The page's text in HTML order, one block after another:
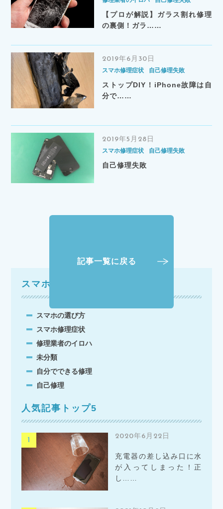
【プロが解説】ガラス割れ修理
の裏側！ガラ……
2019年6月30日
スマホ修理症状 自己修理失敗
ストップDIY！iPhone故障は自
分で……
2019年5月28日
スマホ修理症状 自己修理失敗
自己修理失敗
記事一覧に戻る
スマホにまつわるエトセトラ
スマホの選び方
スマホ修理症状
修理業者のイロハ
未分類
自分でできる修理
自己修理
人気記事トップ5
2020年6月22日
充電器の差し込み口に水
が入ってしまった！正
し……